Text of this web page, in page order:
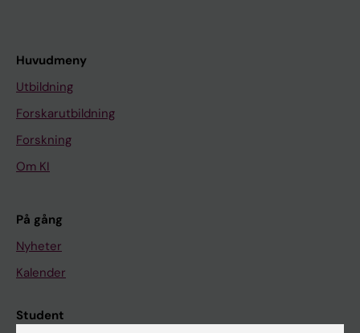
Huvudmeny
Utbildning
Forskarutbildning
Forskning
Om KI
På gång
Nyheter
Kalender
Student